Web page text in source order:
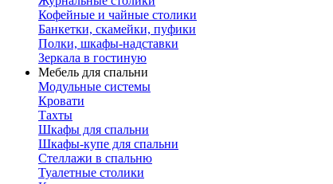
Кофейные и чайные столики
Банкетки, скамейки, пуфики
Полки, шкафы-надставки
Зеркала в гостиную
Мебель для спальни
Модульные системы
Кровати
Тахты
Шкафы для спальни
Шкафы-купе для спальни
Стеллажи в спальню
Туалетные столики